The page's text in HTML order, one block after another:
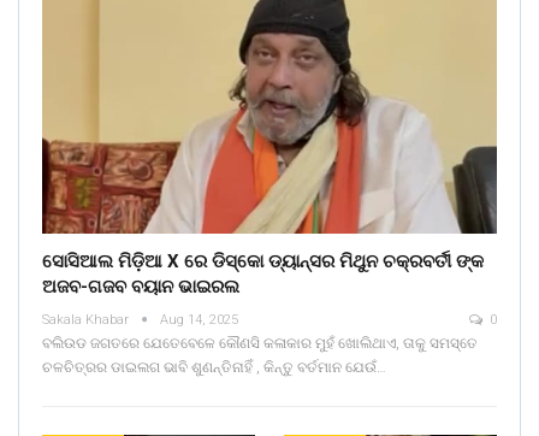
ସୋସିଆଲ ମିଡ଼ିଆ X ରେ ଡିସ୍କୋ ଡ୍ୟାନ୍ସର ମିଥୁନ ଚକ୍ରବର୍ତୀ ଙ୍କ
ଅଜବ-ଗଜବ ବୟାନ ଭାଇରଲ
Sakala Khabar Aug 14, 2025 0
ବଲିଉଡ ଜଗତରେ ଯେତେବେଳେ କୌଣସି କଳାକାର ମୁହଁ ଖୋଲିଥାଏ, ତାକୁ ସମସ୍ତେ
ଚଳଚିତ୍ରର ଡାଇଲଗ ଭାବି ଶୁଣନ୍ତିନାହିଁ , କିନ୍ତୁ ବର୍ତମାନ ଯେଉଁ…